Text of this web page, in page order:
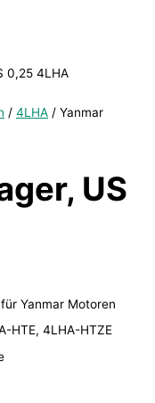
0,25 4LHA
/ 4LHA / Yanmar
US
Yanmar Motoren
HTE, 4LHA-HTZE